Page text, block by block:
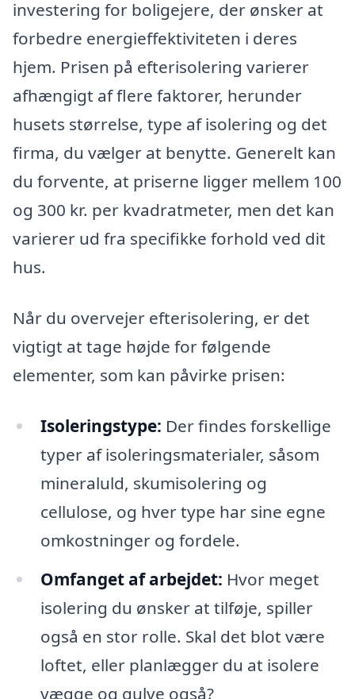
investering for boligejere, der ønsker at
forbedre energieffektiviteten i deres
hjem. Prisen på efterisolering varierer
afhængigt af flere faktorer, herunder
husets størrelse, type af isolering og det
firma, du vælger at benytte. Generelt kan
du forvente, at priserne ligger mellem 100
og 300 kr. per kvadratmeter, men det kan
varierer ud fra specifikke forhold ved dit
hus.
Når du overvejer efterisolering, er det
vigtigt at tage højde for følgende
elementer, som kan påvirke prisen:
Isoleringstype: Der findes forskellige
typer af isoleringsmaterialer, såsom
mineraluld, skumisolering og
cellulose, og hver type har sine egne
omkostninger og fordele.
Omfanget af arbejdet: Hvor meget
isolering du ønsker at tilføje, spiller
også en stor rolle. Skal det blot være
loftet, eller planlægger du at isolere
vægge og gulve også?